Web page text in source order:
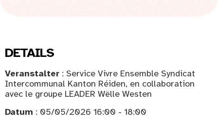
DETAILS
Veranstalter : Service Vivre Ensemble Syndicat
Intercommunal Kanton Réiden, en collaboration
avec le groupe LEADER Wëlle Westen
Datum : 05/05/2026 16:00 - 18:00